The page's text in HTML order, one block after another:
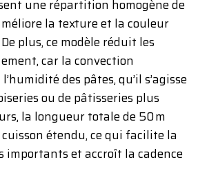
une répartition homogène de
la texture et la couleur
plus, ce modèle réduit les
car la convection
des pâtes, qu’il s’agisse
ou de pâtisseries plus
la longueur totale de 50 m
étendu, ce qui facilite la
importants et accroît la cadence